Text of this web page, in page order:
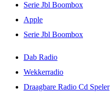
Serie Jbl Boombox
Apple
Serie Jbl Boombox
Dab Radio
Wekkerradio
Draagbare Radio Cd Speler